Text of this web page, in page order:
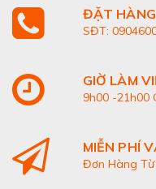
ĐẶT HÀNG
SĐT:
GIỜ LÀM
9h00 -21h00
MIỄN PHÍ
Đơn Hàng Từ